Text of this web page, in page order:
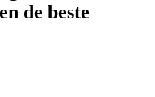
de beste